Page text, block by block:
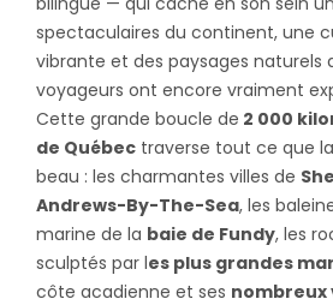
spectaculaires du continent, une
vibrante et des paysages naturels
voyageurs ont encore vraiment
Cette grande boucle de 2 000
de Québec traverse tout ce que
beau : les charmantes villes de
Andrews-By-The-Sea, les
marine de la baie de Fundy, les
sculptés par les plus grandes
côte acadienne et ses nombreux